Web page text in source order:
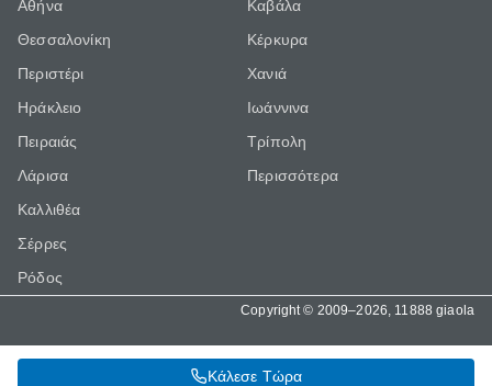
Κάλεσε Τώρα
Αθήνα
Θεσσαλονίκη
Περιστέρι
Ηράκλειο
Πειραιάς
Λάρισα
Καλλιθέα
Σέρρες
Ρόδος
Καβάλα
Κέρκυρα
Χανιά
Ιωάννινα
Τρίπολη
Περισσότερα
Copyright © 2009–2026, 11888 giaola